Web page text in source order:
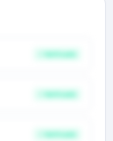
✓ Verificado
✓ Verificado
✓ Verificado